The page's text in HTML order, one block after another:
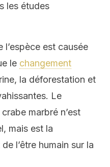
les études
est causée
le changement
la déforestation et
Le
marbré n’est
mais est la
l’être humain sur la